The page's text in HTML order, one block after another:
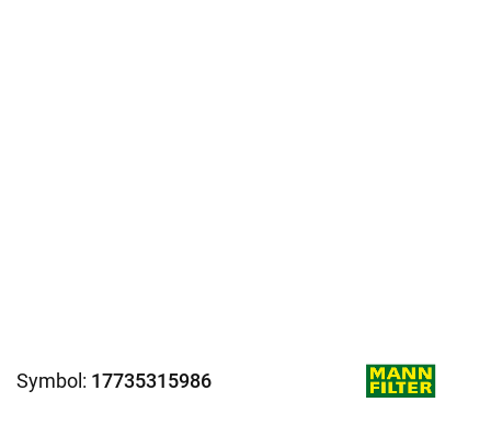
Symbol: 17735315986